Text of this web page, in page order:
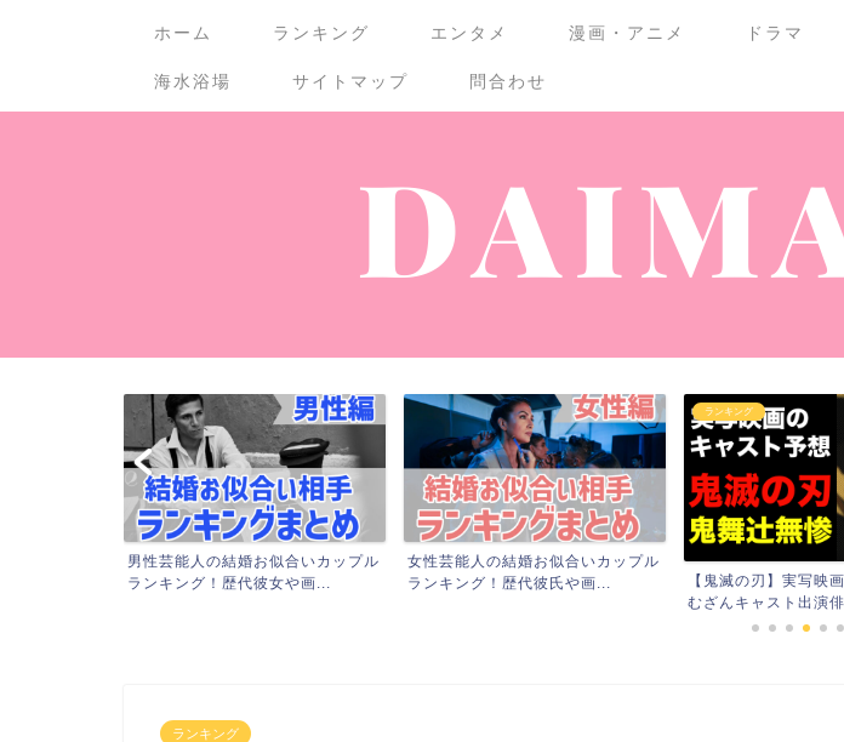
ホーム ランキング エンタメ 漫画・アニメ ドラマ
海水浴場 サイトマップ 問合わせ
男性芸能人の結婚お似合いカップル
ランキング！歴代彼女や画...
女性芸能人の結婚お似合いカップル
ランキング！歴代彼氏や画...
ランキング
【鬼滅の刃】実写映
むざんキャスト出演
ランキング